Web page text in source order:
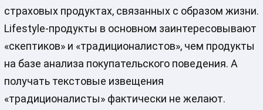
страховых продуктах, связанных с образом жизни.
Lifestyle-продукты в основном заинтересовывают
«скептиков» и «традиционалистов», чем продукты
на базе анализа покупательского поведения. А
получать текстовые извещения
«традиционалисты» фактически не желают.